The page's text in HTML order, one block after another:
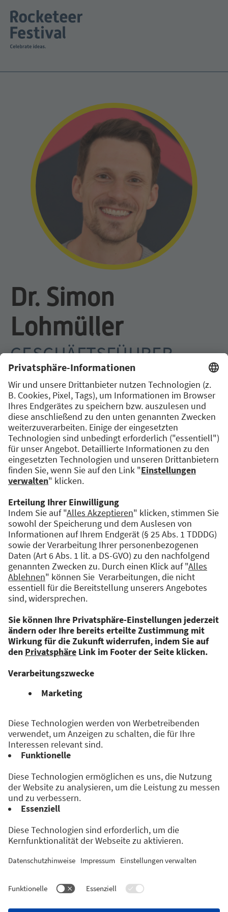
Dr. Simon
Lohmüller
GESCHÄFTSFÜHRER
QBILON GMBH
Dr. Simon Lohmüller ist Geschäftsführer der
qbilon GmbH, einem Augsburger Software-
Startup, das eine Plattform zur automatischen
Erfassung, Analyse und Optimierung von
hybriden IT-Landschaften entwickelt.
Nach dem Studium hat Simon an der
Universität Augsburg sehr wirtschaftsnah in
Informatik promoviert und dabei einen guten
Einblick in die IT-Strukturen von
Großunternehmen bekommen.
Zusammen mit den drei Mitgründern hat er
sich das Ziel gesetzt, die IT-Landschaften in
mit qbilon überschaubar und kostengünstiger
zu gestalten.
Veranstaltet von: